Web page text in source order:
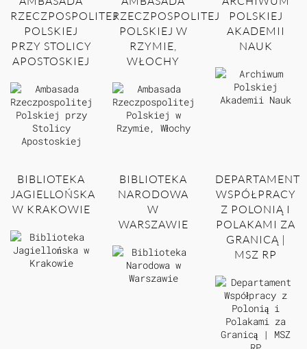
RZECZPOSPOLITEJ
POLSKIEJ
PRZY STOLICY
APOSTOSKIEJ
RZECZPOSPOLITEJ
POLSKIEJ W
RZYMIE,
WŁOCHY
POLSKIEJ
AKADEMII
NAUK
BIBLIOTEKA
JAGIELLOŃSKA
W KRAKOWIE
BIBLIOTEKA
NARODOWA
W
WARSZAWIE
DEPARTAMENT
WSPÓŁPRACY
Z POLONIĄ I
POLAKAMI ZA
GRANICĄ |
MSZ RP